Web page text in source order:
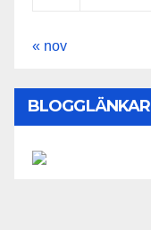
« nov
BLOGGLÄNKAR